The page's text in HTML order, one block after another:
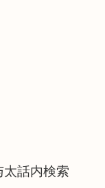
太話内検索